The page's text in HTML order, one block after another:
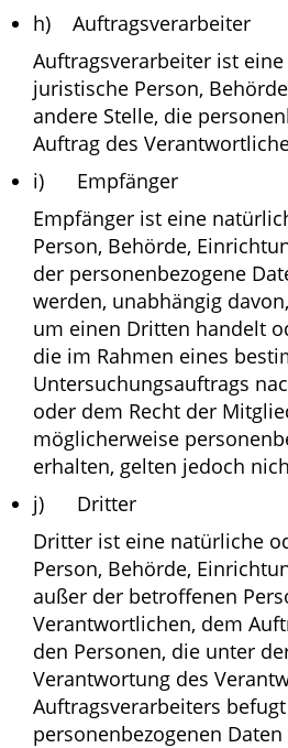
h) Auftragsverarbeiter
Auftragsverarbeiter ist
juristische Person,
andere Stelle, die
Auftrag des
i) Empfänger
Empfänger ist eine
Person, Behörde,
der personenbezogene
werden, unabhängig
um einen Dritten handelt
die im Rahmen eines
Untersuchungsauftrags
oder dem Recht der
möglicherweise
erhalten, gelten jedoch
j) Dritter
Dritter ist eine natürliche
Person, Behörde,
außer der betroffenen
Verantwortlichen, dem
den Personen, die unter
Verantwortung des
Auftragsverarbeiters
personenbezogenen